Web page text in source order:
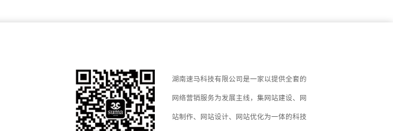
湖南速马科技有限公司是一家以提供全套的
网络营销服务为发展主线，集网站建设、网
站制作、网站设计、网站优化为一体的科技